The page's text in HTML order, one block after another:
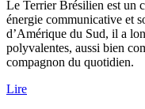
Le Terrier Brésilien est un
énergie communicative et
d’Amérique du Sud, il a
polyvalentes, aussi bien
compagnon du quotidien.
Lire